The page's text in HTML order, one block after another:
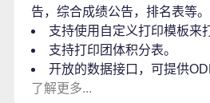
告，综合成绩公告，排名表等。
支持使用自定义打印模板来
支持打印团体积分表。
开放的数据接口，可提供
了解更多...